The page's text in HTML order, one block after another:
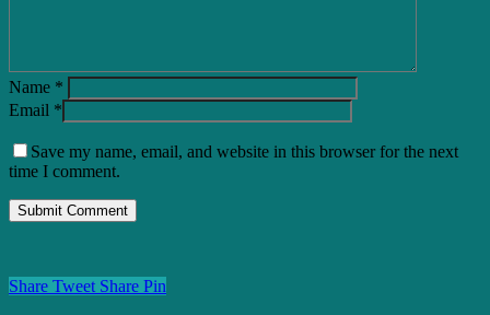
Name *
Email *
Save my name, email, and website in this browser for the next
time I comment.
Share Tweet Share Pin